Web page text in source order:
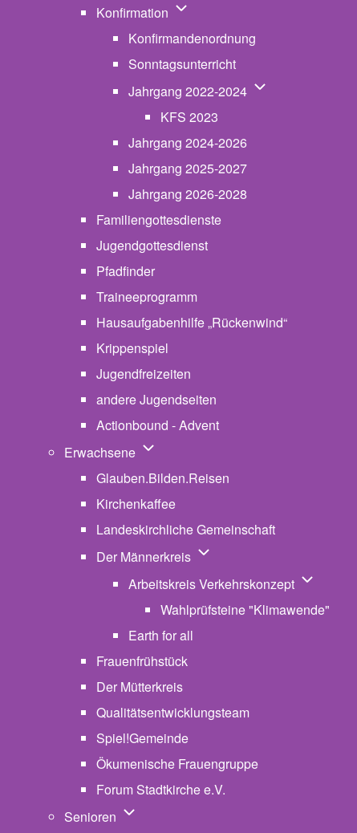
Konfirmation Unternavigation von Konfirmation
Konfirmandenordnung
Sonntagsunterricht
Jahrgang 2022-2024 Unternavigation
KFS 2023
Jahrgang 2024-2026
Jahrgang 2025-2027
Jahrgang 2026-2028
Familiengottesdienste
Jugendgottesdienst
Pfadfinder
Traineeprogramm
Hausaufgabenhilfe „Rückenwind“
Krippenspiel
Jugendfreizeiten
andere Jugendseiten
Actionbound - Advent
Erwachsene Unternavigation von Erwachsene
Glauben.Bilden.Reisen
Kirchenkaffee
Landeskirchliche Gemeinschaft
Der Männerkreis Unternavigation von Der
Arbeitskreis Verkehrskonzept
Wahlprüfsteine "Klimawende"
Earth for all
Frauenfrühstück
Der Mütterkreis
Qualitätsentwicklungsteam
Spiel!Gemeinde
Ökumenische Frauengruppe
Forum Stadtkirche e.V.
Senioren Unternavigation von Senioren